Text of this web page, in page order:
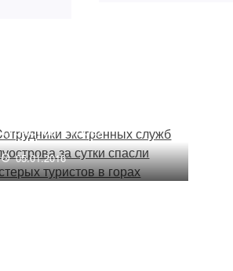
туристов в горах
05.01.2016